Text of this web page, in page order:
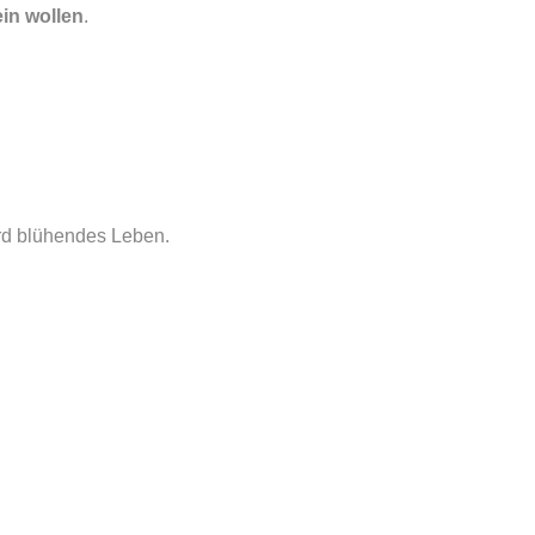
wollen.
blühendes Leben.